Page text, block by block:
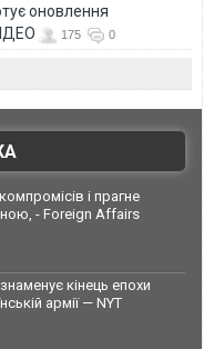
оновлення
175 0
і прагне
- Foreign Affairs
кінець епохи
армії — NYT